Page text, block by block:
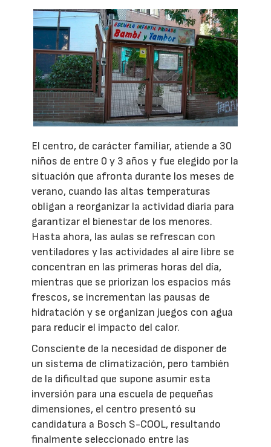
El centro, de carácter familiar, atiende a 30
niños de entre 0 y 3 años y fue elegido por la
situación que afronta durante los meses de
verano, cuando las altas temperaturas
obligan a reorganizar la actividad diaria para
garantizar el bienestar de los menores.
Hasta ahora, las aulas se refrescan con
ventiladores y las actividades al aire libre se
concentran en las primeras horas del día,
mientras que se priorizan los espacios más
frescos, se incrementan las pausas de
hidratación y se organizan juegos con agua
para reducir el impacto del calor.
Consciente de la necesidad de disponer de
un sistema de climatización, pero también
de la dificultad que supone asumir esta
inversión para una escuela de pequeñas
dimensiones, el centro presentó su
candidatura a Bosch S-COOL, resultando
finalmente seleccionado entre las